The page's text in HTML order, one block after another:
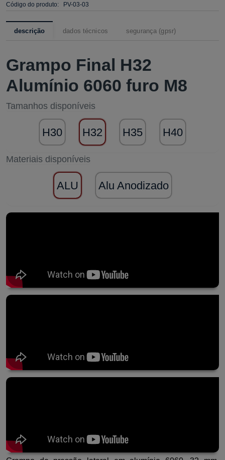
Código do produto:
PV-03-03
descrição dados técnicos segurança (gpsr)
Grampo Final H32
Alumínio 6060 furo M8
Tamanhos disponíveis
H30 H32 H35 H40
Materiais disponíveis
ALU Alu Anodizado